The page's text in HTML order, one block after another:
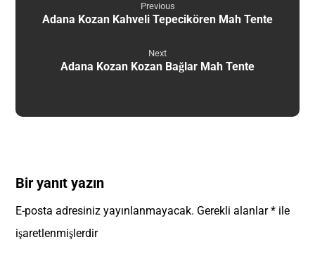
Previous
Adana Kozan Kahveli Tepecikören Mah Tente
Next
Adana Kozan Kozan Bağlar Mah Tente
Bir yanıt yazın
E-posta adresiniz yayınlanmayacak. Gerekli alanlar* ile
işaretlenmişlerdir